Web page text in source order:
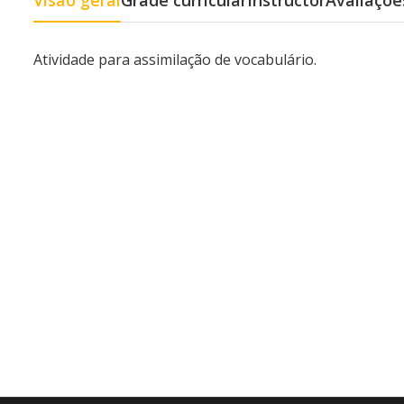
Atividade para assimilação de vocabulário.